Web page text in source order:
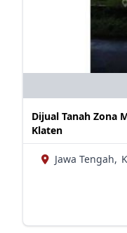
Dijual Tanah Zona
Klaten
Jawa Tengah,